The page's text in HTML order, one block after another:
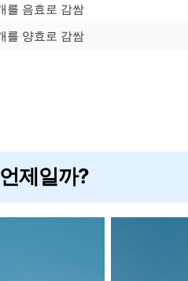
를 음효로 감쌈
를 양효로 감쌈
제일까?